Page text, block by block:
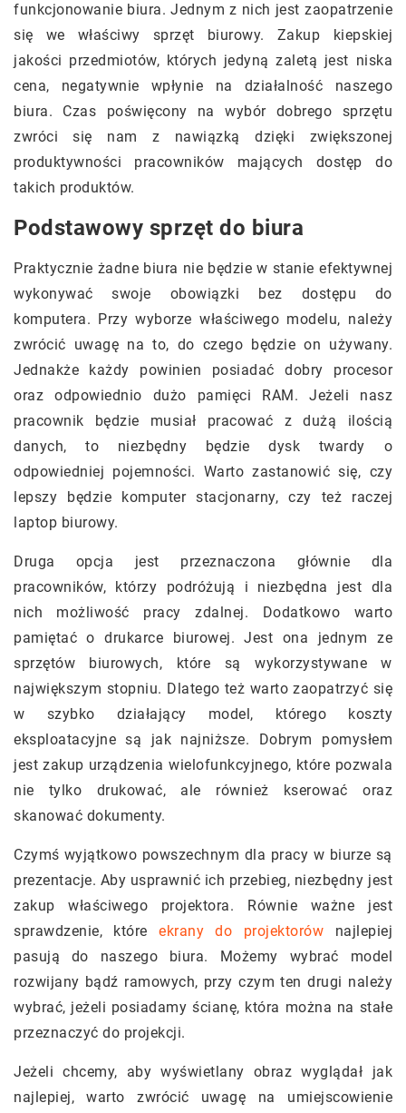
funkcjonowanie biura. Jednym z nich jest zaopatrzenie
się we właściwy sprzęt biurowy. Zakup kiepskiej
jakości przedmiotów, których jedyną zaletą jest niska
cena, negatywnie wpłynie na działalność naszego
biura. Czas poświęcony na wybór dobrego sprzętu
zwróci się nam z nawiązką dzięki zwiększonej
produktywności pracowników mających dostęp do
takich produktów.
Podstawowy sprzęt do biura
Praktycznie żadne biura nie będzie w stanie efektywnej
wykonywać swoje obowiązki bez dostępu do
komputera. Przy wyborze właściwego modelu, należy
zwrócić uwagę na to, do czego będzie on używany.
Jednakże każdy powinien posiadać dobry procesor
oraz odpowiednio dużo pamięci RAM. Jeżeli nasz
pracownik będzie musiał pracować z dużą ilością
danych, to niezbędny będzie dysk twardy o
odpowiedniej pojemności. Warto zastanowić się, czy
lepszy będzie komputer stacjonarny, czy też raczej
laptop biurowy.
Druga opcja jest przeznaczona głównie dla
pracowników, którzy podróżują i niezbędna jest dla
nich możliwość pracy zdalnej. Dodatkowo warto
pamiętać o drukarce biurowej. Jest ona jednym ze
sprzętów biurowych, które są wykorzystywane w
największym stopniu. Dlatego też warto zaopatrzyć się
w szybko działający model, którego koszty
eksploatacyjne są jak najniższe. Dobrym pomysłem
jest zakup urządzenia wielofunkcyjnego, które pozwala
nie tylko drukować, ale również kserować oraz
skanować dokumenty.
Czymś wyjątkowo powszechnym dla pracy w biurze są
prezentacje. Aby usprawnić ich przebieg, niezbędny jest
zakup właściwego projektora. Równie ważne jest
sprawdzenie, któreekrany do projektorów najlepiej
pasują do naszego biura. Możemy wybrać model
rozwijany bądź ramowych, przy czym ten drugi należy
wybrać, jeżeli posiadamy ścianę, która można na stałe
przeznaczyć do projekcji.
Jeżeli chcemy, aby wyświetlany obraz wyglądał jak
najlepiej, warto zwrócić uwagę na umiejscowienie